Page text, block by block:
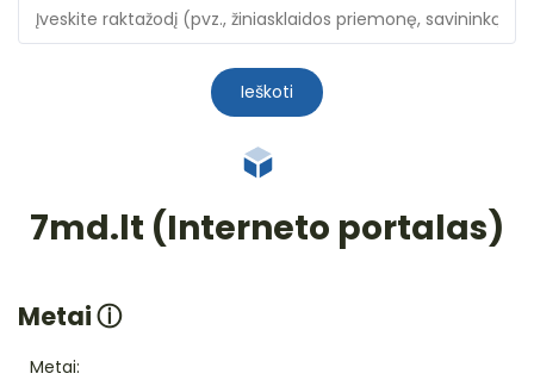
Ieškoti
7md.lt (Interneto portalas)
Metaiⓘ
Metai: